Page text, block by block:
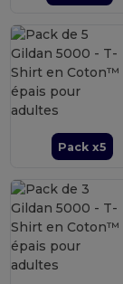
Pack x5